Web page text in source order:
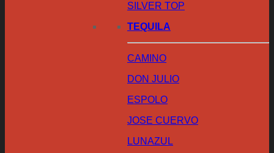
SILVER TOP
TEQUILA
CAMINO
DON JULIO
ESPOLO
JOSE CUERVO
LUNAZUL